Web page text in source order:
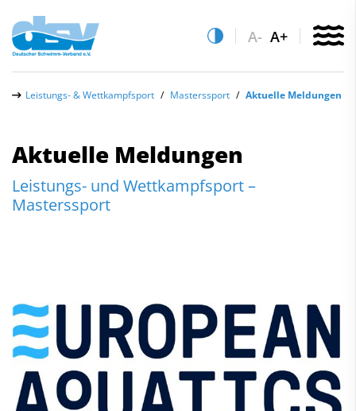
A- A+
Leistungs- & Wettkampfsport Masterssport Aktuelle Meldungen
Aktuelle Meldungen
Leistungs- und Wettkampfsport –
Masterssport
Über uns
Leistungs- & Wettkampfsport
Schwimmen
Synchronschwimmen
Masterssport
Aktuelle Meldungen
Quicklinks
Vereinsfinder
Recht auf sicheren Schwimmsport
Abteilungen
Schwimmen
Freiwasserschwimmen